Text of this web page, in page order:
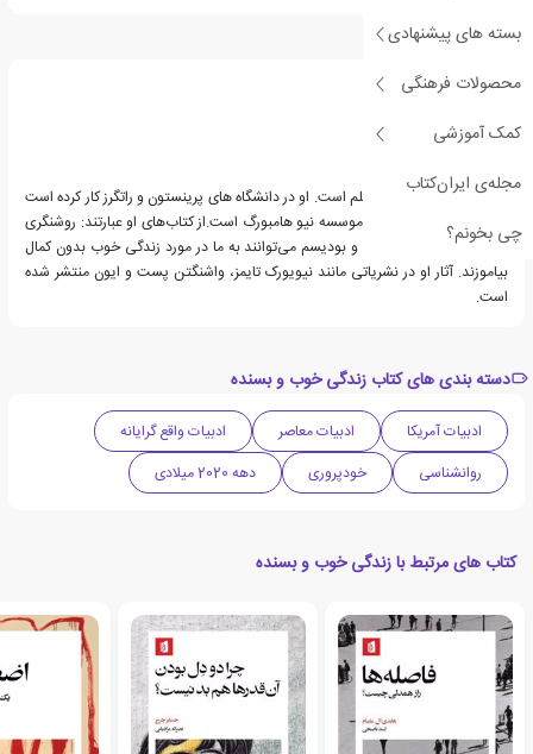
بسته های پیشنهادی
محصولات فرهنگی
کمک آموزشی
مجله‌ی ایران‌کتاب
چی بخونم؟
درباره آورام آلپرت
اورام آلپرت نویسنده و معلم است. او در دانشگاه های پرینستون و راتگرز کار کرده است
و در حال حاضر پژوهشگر موسسه نیو هامبورگ است.از کتاب‌های او عبارتند: روشنگری
جزئی: آنچه ادبیات مدرن و بودیسم می‌توانند به ما در مورد زندگی خوب بدون کمال
بیاموزند. آثار او در نشریاتی مانند نیویورک تایمز، واشنگتن پست و ایون منتشر شده
است.
دسته بندی های کتاب زندگی خوب و بسنده
ادبیات آمریکا ادبیات معاصر
ادبیات واقع گرایانه
روانشناسی
خودپروری دهه 2020 میلادی
کتاب های مرتبط با زندگی خوب و بسنده